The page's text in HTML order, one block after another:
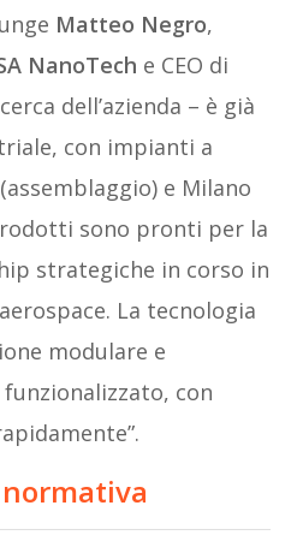
Matteo Negro,
NanoTech e CEO di
dell’azienda – è già
con impianti a
e Milano
sono pronti per la
strategiche in corso in
La tecnologia
modulare e
con